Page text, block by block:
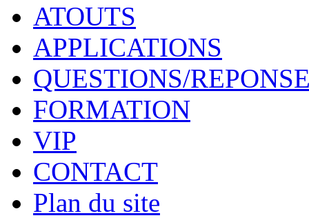
ATOUTS
APPLICATIONS
QUESTIONS/
FORMATION
VIP
CONTACT
Plan du site